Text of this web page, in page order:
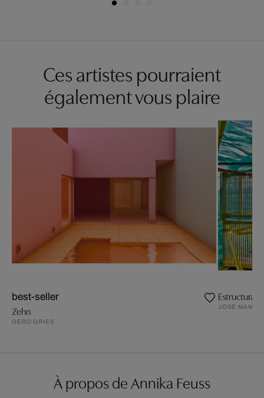
Ces artistes pourraient
également vous plaire
best-seller
Zehn
GERO GRIES
Estructura 13
JOSÉ
À propos de Annika Feuss